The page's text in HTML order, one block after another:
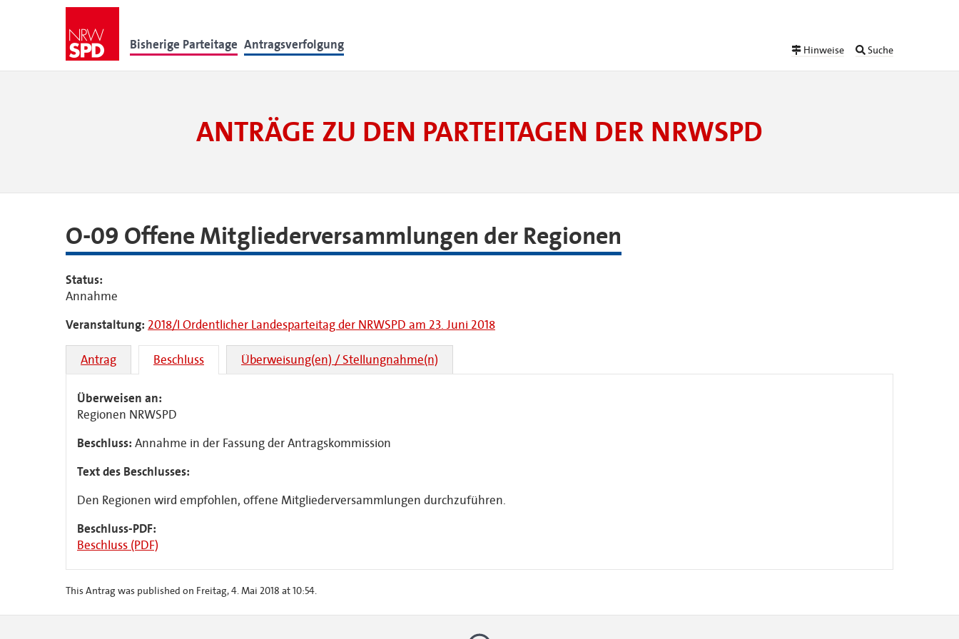
Bisherige Parteitage Antragsverfolgung Hinweise Suche
ANTRÄGE ZU DEN PARTEITAGEN DER NRWSPD
O-09 Offene Mitgliederversammlungen der Regionen
Status:
Annahme
Veranstaltung: 2018/I Ordentlicher Landesparteitag der NRWSPD am 23. Juni 2018
Antrag Beschluss Überweisung(en) / Stellungnahme(n)
Überweisen an:
Regionen NRWSPD
Beschluss: Annahme in der Fassung der Antragskommission
Text des Beschlusses:
Den Regionen wird empfohlen, offene Mitgliederversammlungen durchzuführen.
Beschluss-PDF:
Beschluss (PDF)
This Antrag was published on Freitag, 4. Mai 2018 at 10:54.